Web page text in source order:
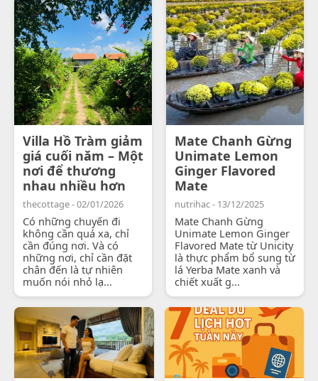
Villa Hồ Tràm giảm
giá cuối năm – Một
nơi để thương
nhau nhiều hơn
thecottage - 02/01/2026
Có những chuyến đi
không cần quá xa, chỉ
cần đúng nơi. Và có
những nơi, chỉ cần đặt
chân đến là tự nhiên
muốn nói nhỏ lạ...
Mate Chanh Gừng
Unimate Lemon
Ginger Flavored
Mate
nutrihac - 13/12/2025
Mate Chanh Gừng
Unimate Lemon Ginger
Flavored Mate từ Unicity
là thực phẩm bổ sung từ
lá Yerba Mate xanh và
chiết xuất g...